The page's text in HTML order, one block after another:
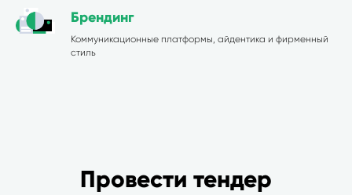
Брендинг
Коммуникационные платформы, айдентика и фирменный
стиль
Провести тендер